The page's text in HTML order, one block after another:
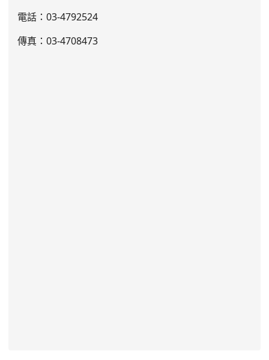
電話：03-4792524
傳真：03-4708473